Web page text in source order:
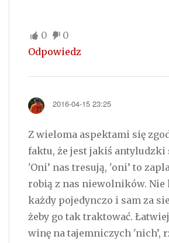
0
0
Odpowiedz
2016-04-15 23:25
Z wieloma aspektami się
faktu, że jest jakiś antyludzki
'Oni’ nas tresują, 'oni’ to
robią z nas niewolników. Nie
każdy pojedynczo i sam za
żeby go tak traktować.
winę na tajemniczych 'nich’,